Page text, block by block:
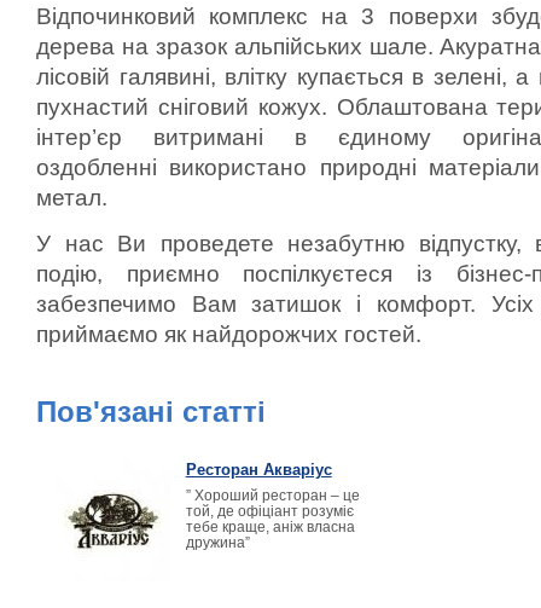
Відпочинковий комплекс на 3 поверхи
дерева на зразок альпійських шале.
лісовій галявині, влітку купається в зелені,
пухнастий сніговий кожух. Облаштована
інтер’єр витримані в єдиному
оздобленні використано природні
метал.
У нас Ви проведете незабутню відпустку,
подію, приємно поспілкуєтеся із
забезпечимо Вам затишок і комфорт. Усіх
приймаємо як найдорожчих гостей.
Пов'язані статті
Ресторан Акваріус
” Хороший ресторан – це
той, де офіціант розуміє
тебе краще, аніж власна
дружина”